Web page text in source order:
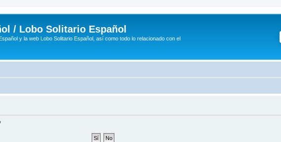
/ Lobo Solitario Español
y la web Lobo Solitario Español, así como todo lo relacionado con el